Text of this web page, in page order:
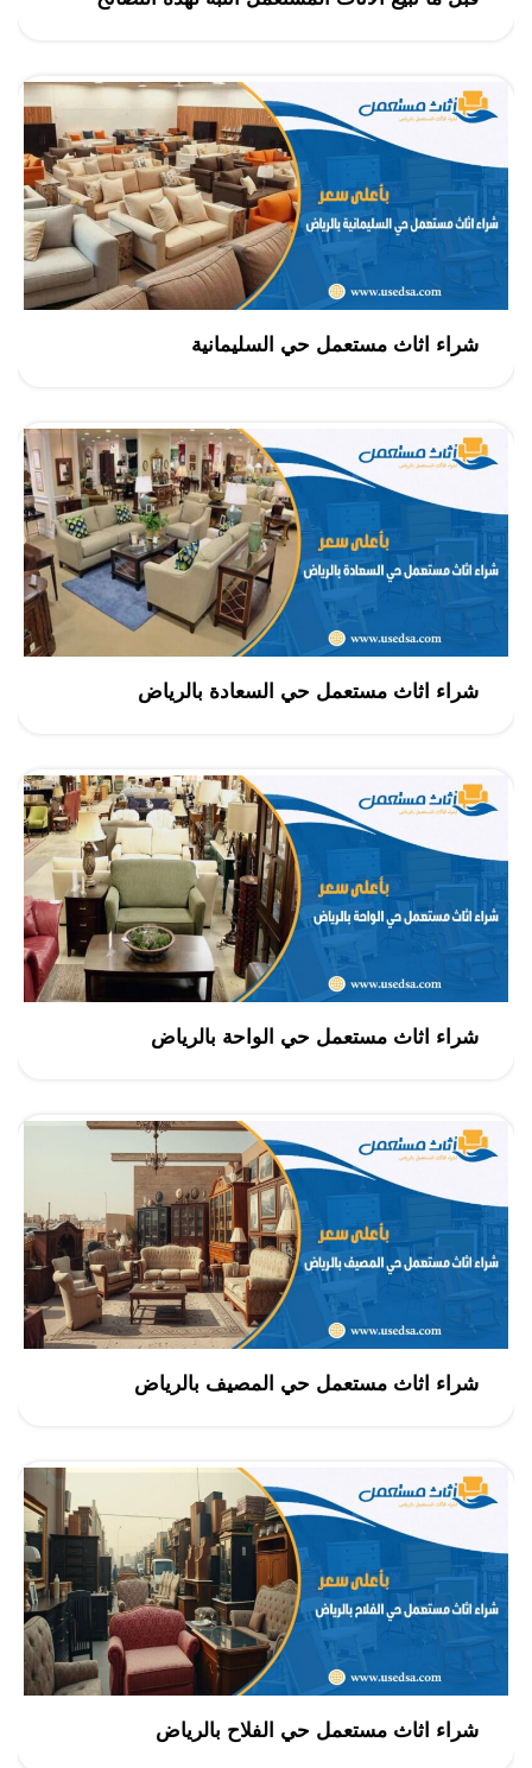
شراء اثاث مستعمل حي السليمانية
شراء اثاث مستعمل حي السعادة بالرياض
شراء اثاث مستعمل حي الواحة بالرياض
شراء اثاث مستعمل حي المصيف بالرياض
شراء اثاث مستعمل حي الفلاح بالرياض